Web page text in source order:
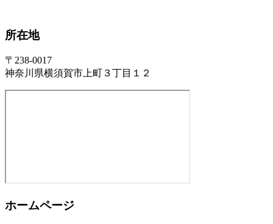
所在地
〒238-0017
神奈川県横須賀市上町３丁目１２
ホームページ